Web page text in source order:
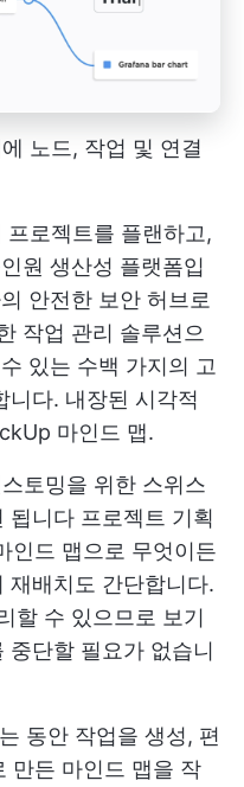
노드, 작업 및 연결
로젝트를 플랜하고,
원 생산성 플랫폼입
안전한 보안 허브로
작업 관리 솔루션으
있는 수백 가지의 고
니다. 내장된 시각적
마인드 맵.
토밍을 위한 스위스
됩니다 프로젝트 기획
인드 맵으로 무엇이든
재배치도 간단합니다.
할 수 있으므로 보기
중단할 필요가 없습니
동안 작업을 생성, 편
만든 마인드 맵을 작